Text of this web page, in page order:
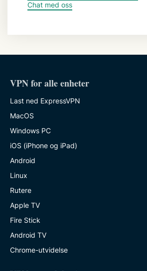
Chat med oss
VPN for alle enheter
Last ned ExpressVPN
MacOS
Windows PC
iOS (iPhone og iPad)
Android
Linux
Rutere
Apple TV
Fire Stick
Android TV
Chrome-utvidelse